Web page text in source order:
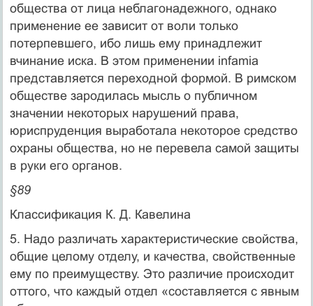
общества от лица неблагонадежного, однако
применение ее зависит от воли толь­ко
потерпевшего, ибо лишь ему принадлежит
вчинание иска. В этом применении infamia
представляется переходной формой. В римском
обществе зародилась мысль о публичном
значении некоторых нарушений права,
юриспруденция выработала не­которое средство
охраны общества, но не перевела самой за­щиты
в руки его органов.
§89
Классификация К. Д. Кавелина
5. Надо различать характеристические свойства,
общие целому отделу, и качества, свойственные
ему по преимуществу. Это разли­чие происходит
оттого, что каждый отдел «составляется с явным